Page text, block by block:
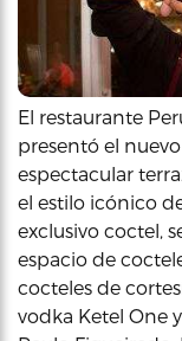
El restaurante
presentó el nuevo
espectacular
el estilo icónico
exclusivo coctel,
espacio de
cocteles de
vodka Ketel One